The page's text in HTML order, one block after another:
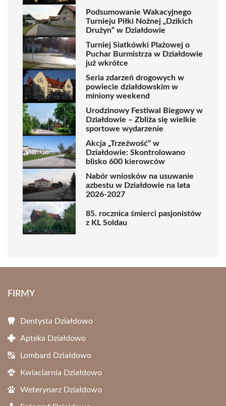
Podsumowanie Wakacyjnego
Turnieju Piłki Nożnej „Dzikich
Drużyn” w Działdowie
Turniej Siatkówki Plażowej o
Puchar Burmistrza w Działdowie
już wkrótce
Seria zdarzeń drogowych w
powiecie działdowskim w
miniony weekend
Urodzinowy Festiwal Biegowy w
Działdowie – Zbliża się wielkie
sportowe wydarzenie
Akcja „Trzeźwość” w
Działdowie: Skontrolowano
blisko 600 kierowców
Nabór wniosków na usuwanie
azbestu w Działdowie na lata
2026-2027
85. rocznica śmierci pasjonistów
z KL Soldau
FIRMY
Dentysta Działdowo
Apteka Działdowo
Lombard Działdowo
Kwiaciarnia Działdowo
Weterynarz Działdowo